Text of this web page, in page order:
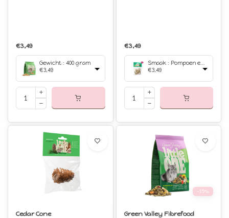
€3,49
Gewicht : 400 gram
€3,49
€3,49
Smaak : Pompoen en pastinaak 35 gram
€3,49
Cedar Cone
-15%
Green Valley Fibrefood